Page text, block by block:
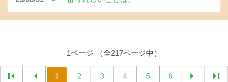
1ページ （全217ページ中）
1 2 3 4 5 6